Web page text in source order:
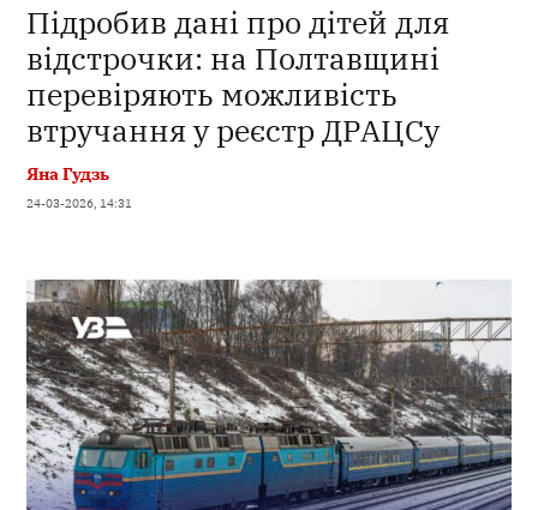
Підробив дані про дітей для
відстрочки: на Полтавщині
перевіряють можливість
втручання у реєстр ДРАЦСу
Яна Гудзь
24-03-2026, 14:31